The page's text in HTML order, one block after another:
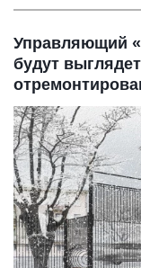
Управляющий
будут